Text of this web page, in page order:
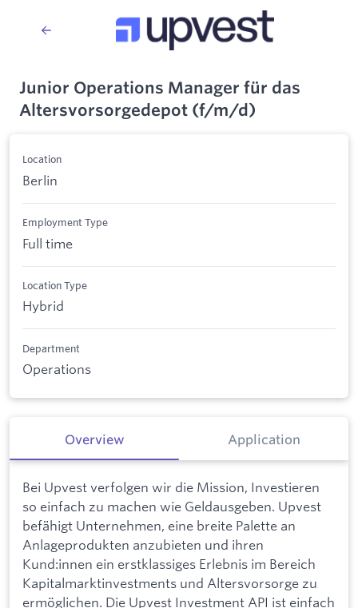
Junior Operations Manager für das
Altersvorsorgedepot (f/m/d)
Location
Berlin
Employment Type
Full time
Location Type
Hybrid
Department
Operations
Overview Application
Bei Upvest verfolgen wir die Mission, Investieren
so einfach zu machen wie Geldausgeben. Upvest
befähigt Unternehmen, eine breite Palette an
Anlageprodukten anzubieten und ihren
Kund:innen ein erstklassiges Erlebnis im Bereich
Kapitalmarktinvestments und Altersvorsorge zu
ermöglichen. Die Upvest Investment API ist einfach